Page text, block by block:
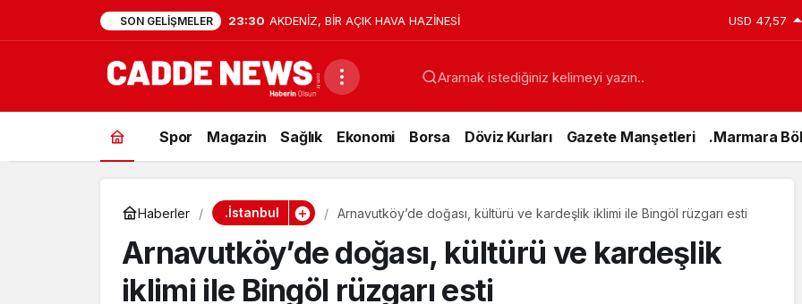
SON GELIŞMELER 23:30 AKDENİZ, BİR AÇIK HAVA HAZİNESİ USD 47,57
Aramak istediğiniz kelimeyi yazın..
Spor Magazin Sağlık Ekonomi Borsa Döviz Kurları Gazete Manşetleri .Marmara
Haberler .İstanbul Arnavutköy’de doğası, kültürü ve kardeşlik iklimi ile Bingöl rüzgarı esti
Arnavutköy’de doğası, kültürü ve kardeşlik
iklimi ile Bingöl rüzgarı esti